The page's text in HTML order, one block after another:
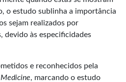
o estudo sublinha a importância
sejam realizados por
devido às especificidades
e reconhecidos pela
, marcando o estudo